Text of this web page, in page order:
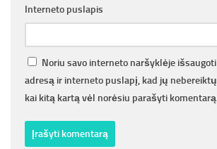
Interneto puslapis
Noriu savo interneto naršyklėje
adresą ir interneto puslapį, kad jų
kai kitą kartą vėl norėsiu parašyti